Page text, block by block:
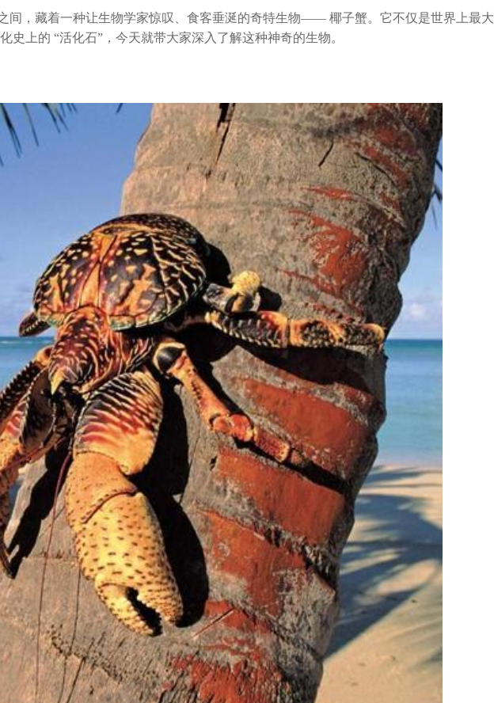
间，藏着一种让生物学家惊叹、食客垂涎的奇特生物—— 椰子蟹。它不仅是世界上最大
史上的 “活化石”，今天就带大家深入了解这种神奇的生物。